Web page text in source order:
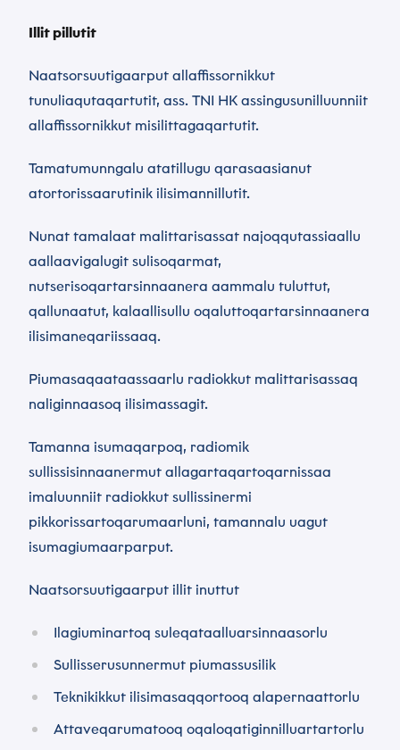
Illit pillutit
Naatsorsuutigaarput allaffissornikkut
tunuliaqutaqartutit, ass. TNI HK assingusunilluunniit
allaffissornikkut misilittagaqartutit.
Tamatumunngalu atatillugu qarasaasianut
atortorissaarutinik ilisimannillutit.
Nunat tamalaat malittarisassat najoqqutassiaallu
aallaavigalugit sulisoqarmat,
nutserisoqartarsinnaanera aammalu tuluttut,
qallunaatut, kalaallisullu oqaluttoqartarsinnaanera
ilisimaneqariissaaq.
Piumasaqaataassaarlu radiokkut malittarisassaq
naliginnaasoq ilisimassagit.
Tamanna isumaqarpoq, radiomik
sullissisinnaanermut allagartaqartoqarnissaa
imaluunniit radiokkut sullissinermi
pikkorissartoqarumaarluni, tamannalu uagut
isumagiumaarparput.
Naatsorsuutigaarput illit inuttut
Ilagiuminartoq suleqataalluarsinnaasorlu
Sullisserusunnermut piumassusilik
Teknikikkut ilisimasaqqortooq alapernaattorlu
Attaveqarumatooq oqaloqatiginnilluartartorlu